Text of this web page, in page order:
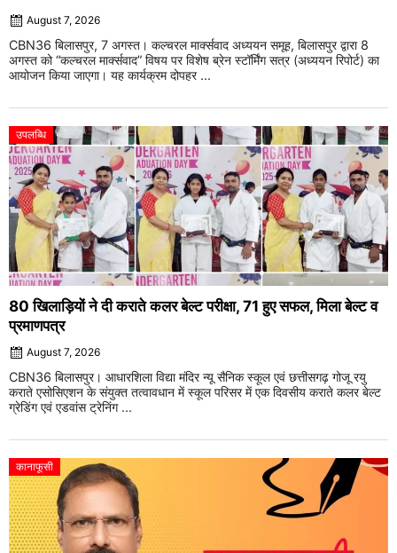
August 7, 2026
CBN36 बिलासपुर, 7 अगस्त। कल्चरल मार्क्सवाद अध्ययन समूह, बिलासपुर द्वारा 8
अगस्त को “कल्चरल मार्क्सवाद” विषय पर विशेष ब्रेन स्टॉर्मिंग सत्र (अध्ययन रिपोर्ट) का
आयोजन किया जाएगा। यह कार्यक्रम दोपहर ...
उपलब्धि
80 खिलाड़ियों ने दी कराते कलर बेल्ट परीक्षा, 71 हुए सफल, मिला बेल्ट व
प्रमाणपत्र
August 7, 2026
CBN36 बिलासपुर। आधारशिला विद्या मंदिर न्यू सैनिक स्कूल एवं छत्तीसगढ़ गोजू रयु
कराते एसोसिएशन के संयुक्त तत्वावधान में स्कूल परिसर में एक दिवसीय कराते कलर बेल्ट
ग्रेडिंग एवं एडवांस ट्रेनिंग ...
कानाफूसी